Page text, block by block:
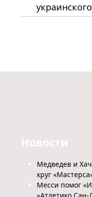
Новости
Медведев и
круг
Месси помог